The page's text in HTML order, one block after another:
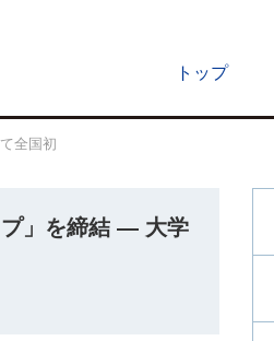
トップ
全国初
」を締結 ― 大学